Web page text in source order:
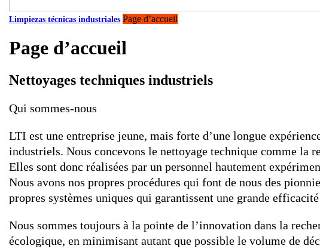
Limpiezas técnicas industriales Page d’accueil
Page d’accueil
Nettoyages techniques industriels
Qui sommes-nous
LTI est une entreprise jeune, mais forte d’une longue
industriels. Nous concevons le nettoyage technique comme la
Elles sont donc réalisées par un personnel hautement
Nous avons nos propres procédures qui font de nous des
propres systèmes uniques qui garantissent une grande
Nous sommes toujours à la pointe de l’innovation dans la
écologique, en minimisant autant que possible le volume de